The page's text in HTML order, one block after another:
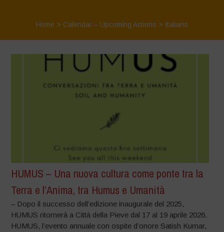
Home > Calendar – Upcoming Actions > Italiano
HUMUS – Una nuova cultura come ponte tra la
Terra e l’Anima, tra Humus e Umanità
– Dopo il successo dell’edizione inaugurale del 2025,
HUMUS ritornerà a Città della Pieve dal 17 al 19 aprile 2026.
HUMUS, l’evento annuale con ospite d’onore Satish Kumar,